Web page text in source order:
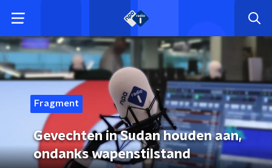
Fragment
Gevechten in Sudan houden aan,
ondanks wapenstilstand